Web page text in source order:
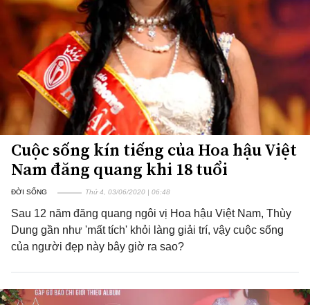
Cuộc sống kín tiếng của Hoa hậu Việt
Nam đăng quang khi 18 tuổi
ĐỜI SỐNG Thứ 4, 03/06/2020 | 06:48
Sau 12 năm đăng quang ngôi vị Hoa hậu Việt Nam, Thùy
Dung gần như 'mất tích' khỏi làng giải trí, vậy cuộc sống
của người đẹp này bây giờ ra sao?